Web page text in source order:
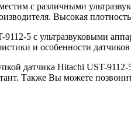
с различными
Высокая
5 с ультразвуковыми
и особенности
датчика Hitachi UST-
Также Вы можете